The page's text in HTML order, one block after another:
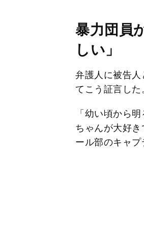
暴力団員
しい」
弁護人に被告
てこう証言した
「幼い頃から
ちゃんが大好
ール部のキャプ